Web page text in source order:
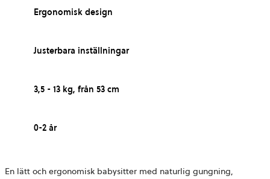
Ergonomisk design
Justerbara inställningar
3,5 - 13 kg, från 53 cm
0-2 år
En lätt och ergonomisk babysitter med naturlig gungning,